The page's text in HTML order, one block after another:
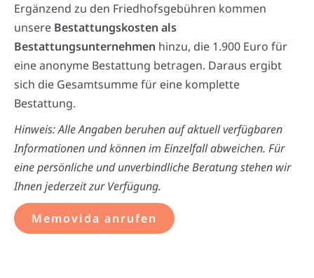
Ergänzend zu den Friedhofsgebühren kommen
unsere Bestattungskosten als
Bestattungsunternehmen hinzu, die 1.900 Euro für
eine anonyme Bestattung betragen. Daraus ergibt
sich die Gesamtsumme für eine komplette
Bestattung.
Hinweis: Alle Angaben beruhen auf aktuell verfügbaren
Informationen und können im Einzelfall abweichen. Für
eine persönliche und unverbindliche Beratung stehen wir
Ihnen jederzeit zur Verfügung.
Memovida anrufen